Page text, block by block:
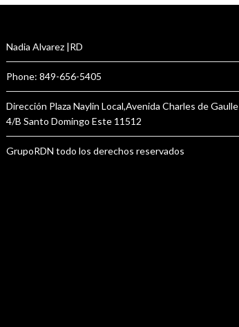
Nadia Alvarez |RD
Phone: 849-656-5405
Dirección Plaza Naylin Local,Avenida Charles de Gaulle
4/B Santo Domingo Este 11512
GrupoRDN todo los derechos reservados